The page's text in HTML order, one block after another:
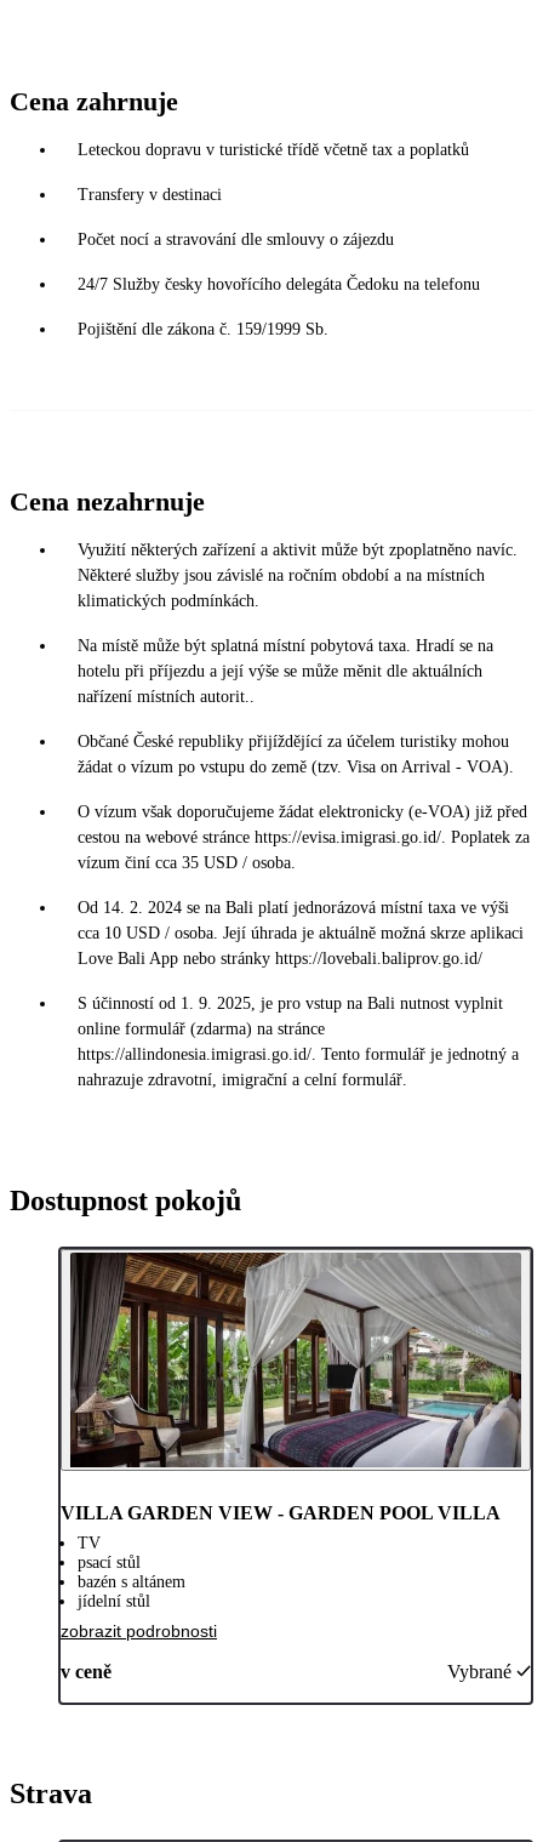
Cena zahrnuje
Leteckou dopravu v turistické třídě včetně tax a poplatků
Transfery v destinaci
Počet nocí a stravování dle smlouvy o zájezdu
24/7 Služby česky hovořícího delegáta Čedoku na telefonu
Pojištění dle zákona č. 159/1999 Sb.
Cena nezahrnuje
Využití některých zařízení a aktivit může být zpoplatněno navíc.
Některé služby jsou závislé na ročním období a na místních
klimatických podmínkách.
Na místě může být splatná místní pobytová taxa. Hradí se na
hotelu při příjezdu a její výše se může měnit dle aktuálních
nařízení místních autorit..
Občané České republiky přijíždějící za účelem turistiky mohou
žádat o vízum po vstupu do země (tzv. Visa on Arrival - VOA).
O vízum však doporučujeme žádat elektronicky (e-VOA) již před
cestou na webové stránce https://evisa.imigrasi.go.id/. Poplatek za
vízum činí cca 35 USD / osoba.
Od 14. 2. 2024 se na Bali platí jednorázová místní taxa ve výši
cca 10 USD / osoba. Její úhrada je aktuálně možná skrze aplikaci
Love Bali App nebo stránky https://lovebali.baliprov.go.id/
S účinností od 1. 9. 2025, je pro vstup na Bali nutnost vyplnit
online formulář (zdarma) na stránce
https://allindonesia.imigrasi.go.id/. Tento formulář je jednotný a
nahrazuje zdravotní, imigrační a celní formulář.
Dostupnost pokojů
VILLA GARDEN VIEW - GARDEN POOL VILLA
TV
psací stůl
bazén s altánem
jídelní stůl
zobrazit podrobnosti
v ceně Vybrané
Strava